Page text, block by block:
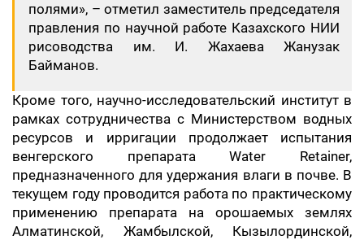
полями», – отметил заместитель председателя
правления по научной работе Казахского НИИ
рисоводства им. И. Жахаева Жанузак
Байманов.
Кроме того, научно-исследовательский институт в
рамках сотрудничества с Министерством водных
ресурсов и ирригации продолжает испытания
венгерского препарата Water Retainer,
предназначенного для удержания влаги в почве. В
текущем году проводится работа по практическому
применению препарата на орошаемых землях
Алматинской, Жамбылской, Кызылординской,